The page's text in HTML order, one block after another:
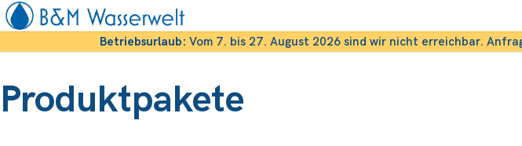
Betriebsurlaub: Vom 7. bis 27. August 2026 sind wir nicht erreichbar.
Produktpakete